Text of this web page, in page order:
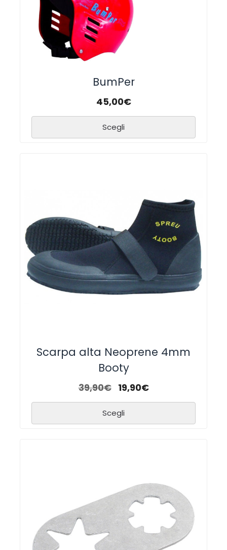
BumPer
45,00€
Scegli
Scarpa alta Neoprene 4mm
Booty
39,90€ 19,90€
Scegli